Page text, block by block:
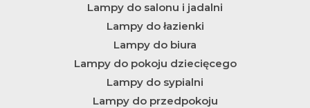
Lampy do salonu i jadalni
Lampy do łazienki
Lampy do biura
Lampy do pokoju dziecięcego
Lampy do sypialni
Lampy do przedpokoju